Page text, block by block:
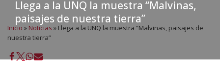
Llega a la UNQ la muestra “Malvinas,
paisajes de nuestra tierra”
Inicio » Noticias » Llega a la UNQ la muestra “Malvinas, paisajes de
nuestra tierra”